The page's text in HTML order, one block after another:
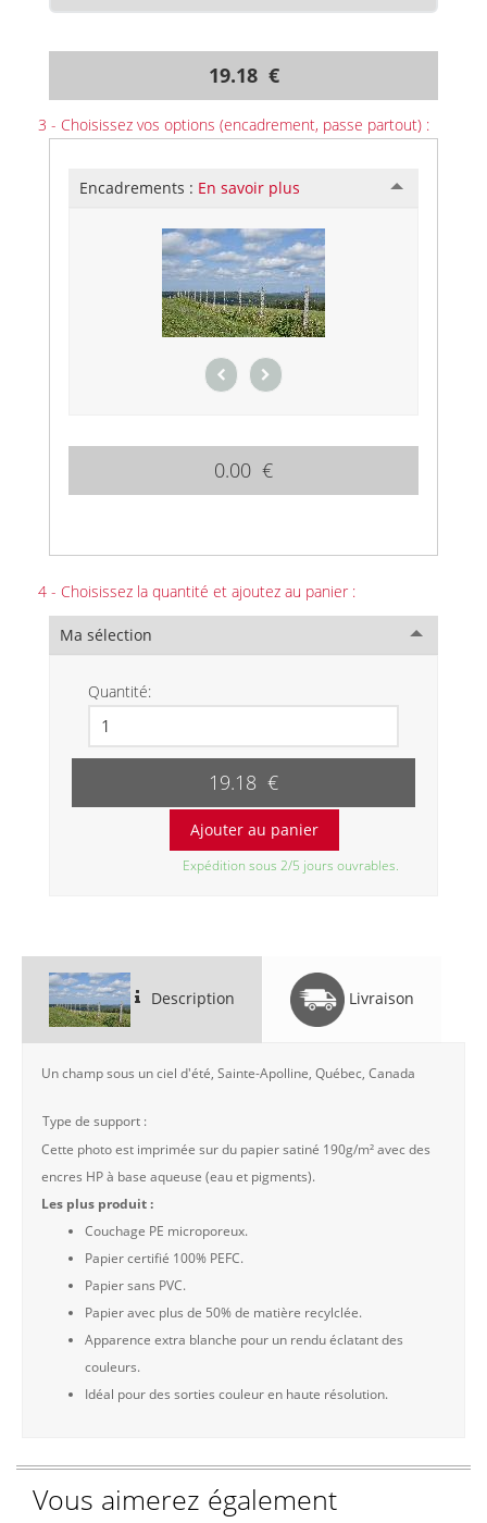
19.18 €
3 - Choisissez vos options (encadrement, passe partout) :
Encadrements : En savoir plus
0.00 €
4 - Choisissez la quantité et ajoutez au panier :
Ma sélection
Quantité:
19.18 €
Expédition sous 2/5 jours ouvrables.
Description Livraison
Un champ sous un ciel d'été, Sainte-Apolline, Québec, Canada
Type de support :
Cette photo est imprimée sur du papier satiné 190g/m² avec des
encres HP à base aqueuse (eau et pigments).
Les plus produit :
Couchage PE microporeux.
Papier certifié 100% PEFC.
Papier sans PVC.
Papier avec plus de 50% de matière recylclée.
Apparence extra blanche pour un rendu éclatant des
couleurs.
Idéal pour des sorties couleur en haute résolution.
Vous aimerez également